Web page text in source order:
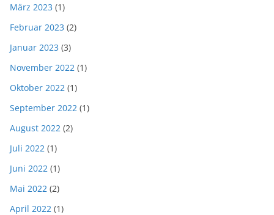
März 2023 (1)
Februar 2023 (2)
Januar 2023 (3)
November 2022 (1)
Oktober 2022 (1)
September 2022 (1)
August 2022 (2)
Juli 2022 (1)
Juni 2022 (1)
Mai 2022 (2)
April 2022 (1)